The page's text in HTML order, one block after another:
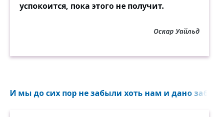
успокоится, пока этого не получит.
Оскар Уайльд
И мы до сих пор не забыли хоть нам и дано